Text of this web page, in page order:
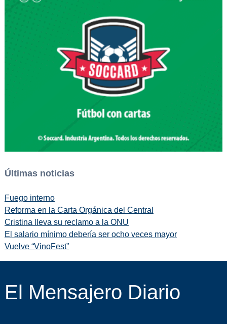
Últimas noticias
Fuego interno
Reforma en la Carta Orgánica del Central
Cristina lleva su reclamo a la ONU
El salario mínimo debería ser ocho veces mayor
Vuelve “VinoFest”
El Mensajero Diario